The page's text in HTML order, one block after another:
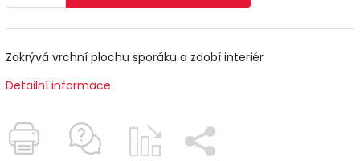
Zakrývá vrchní plochu sporáku a zdobí interiér
Detailní informace